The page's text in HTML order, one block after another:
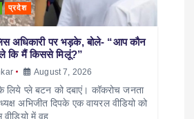
प्रदेश
अधिकारी पर भड़के, बोले- “आप कौन
कि मैं किससे मिलूं?”
August 7, 2026
प्ले बटन को दबाएं। कॉकरोच जनता
अभिजीत दिपके एक वायरल वीडियो को
में वह…